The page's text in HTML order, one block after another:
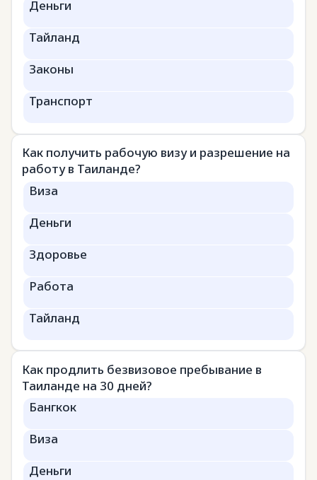
Деньги
Тайланд
Законы
Транспорт
Как получить рабочую визу и разрешение на
работу в Таиланде?
Виза
Деньги
Здоровье
Работа
Тайланд
Как продлить безвизовое пребывание в
Таиланде на 30 дней?
Бангкок
Виза
Деньги